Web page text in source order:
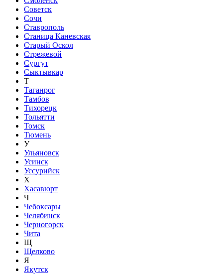
Советск
Сочи
Ставрополь
Станица Каневская
Старый Оскол
Стрежевой
Сургут
Сыктывкар
Т
Таганрог
Тамбов
Тихорецк
Тольятти
Томск
Тюмень
У
Ульяновск
Усинск
Уссурийск
Х
Хасавюрт
Ч
Чебоксары
Челябинск
Черногорск
Чита
Щ
Щелково
Я
Якутск